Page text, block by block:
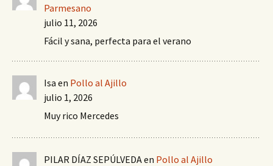
Parmesano
julio 11, 2026
Fácil y sana, perfecta para el verano
Isa en Pollo al Ajillo
julio 1, 2026
Muy rico Mercedes
PILAR DÍAZ SEPÚLVEDAen Pollo al Ajillo